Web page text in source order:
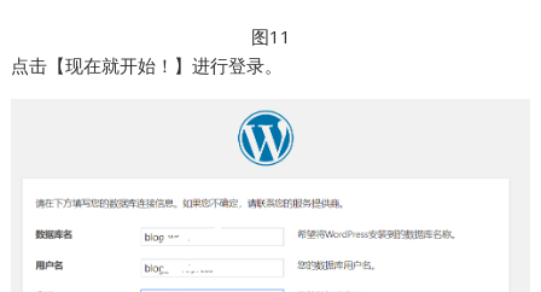
图11
点击【现在就开始！】进行登录。